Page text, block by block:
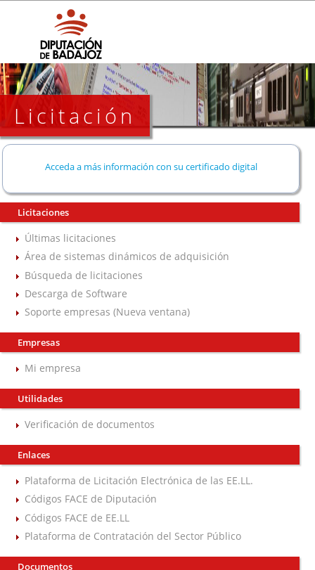
Licitación
Acceda a más información con su certificado digital
Licitaciones
Últimas licitaciones
Área de sistemas dinámicos de adquisición
Búsqueda de licitaciones
Descarga de Software
Soporte empresas (Nueva ventana)
Empresas
Mi empresa
Utilidades
Verificación de documentos
Enlaces
Plataforma de Licitación Electrónica de las EE.LL.
Códigos FACE de Diputación
Códigos FACE de EE.LL
Plataforma de Contratación del Sector Público
Documentos